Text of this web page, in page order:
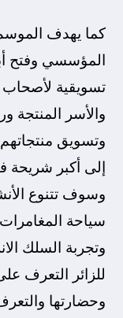
كما يهدف
المؤسسي وفتح
تسويقية
والأسر المنتجة
وتسويق
إلى أكبر شريحة
وسوف تتنوع
سياحة
وتجربة السلك
للزائر التعرف
وحضارتها